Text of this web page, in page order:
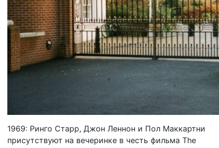
1969: Ринго Старр, Джон Леннон и Пол Маккартни
присутствуют на вечеринке в честь фильма The